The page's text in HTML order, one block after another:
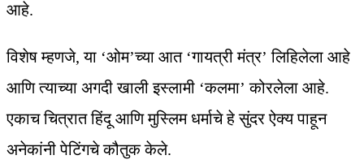
आहे.
विशेष म्हणजे, या ‘ओम’च्या आत ‘गायत्री मंत्र’ लिहिलेला आहे
आणि त्याच्या अगदी खाली इस्लामी ‘कलमा’ कोरलेला आहे.
एकाच चित्रात हिंदू आणि मुस्लिम धर्माचे हे सुंदर ऐक्य पाहून
अनेकांनी पेटिंगचे कौतुक केले.